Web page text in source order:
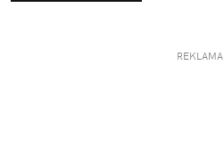
REKLAMA